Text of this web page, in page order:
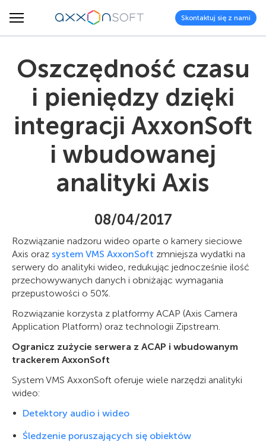
Skontaktuj się z nami
Oszczędność czasu
i pieniędzy dzięki
integracji AxxonSoft
i wbudowanej
analityki Axis
08/04/2017
Rozwiązanie nadzoru wideo oparte o kamery sieciowe
Axis oraz system VMS AxxonSoft zmniejsza wydatki na
serwery do analityki wideo, redukując jednocześnie ilość
przechowywanych danych i obniżając wymagania
przepustowości o 50%.
Rozwiązanie korzysta z platformy ACAP (Axis Camera
Application Platform) oraz technologii Zipstream.
Ogranicz zużycie serwera z ACAP i wbudowanym
trackerem AxxonSoft
System VMS AxxonSoft oferuje wiele narzędzi analityki
wideo:
Detektory audio i wideo
Śledzenie poruszających się obiektów